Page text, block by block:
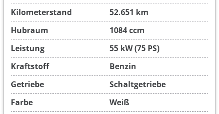
Kilometerstand
52.651 km
Hubraum
1084 ccm
Leistung
55 kW (75 PS)
Kraftstoff
Benzin
Getriebe
Schaltgetriebe
Farbe
Weiß